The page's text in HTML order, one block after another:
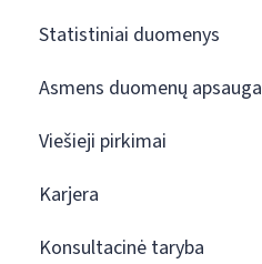
Statistiniai duomenys
Asmens duomenų apsauga
Viešieji pirkimai
Karjera
Konsultacinė taryba